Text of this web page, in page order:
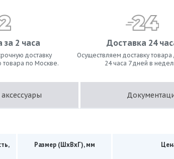
2 часа
доставку
товара по Москве.
Доставка 24
Осуществляем доставку
24 часа 7 дней в
Размер (ШхВхГ), мм